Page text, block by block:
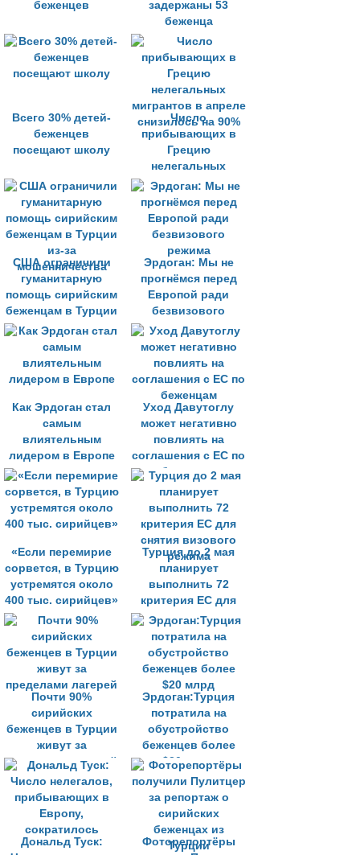
беженцев
задержаны 53
беженца
Всего 30% детей-
беженцев
посещают школу
Число
прибывающих в
Грецию
нелегальных
мигрантов в апреле
снизилось на 90%
США ограничили
гуманитарную
помощь сирийским
беженцам в Турции
из-за
мошенничества
Эрдоган: Мы не
прогнёмся перед
Европой ради
безвизового
режима
Как Эрдоган стал
самым
влиятельным
лидером в Европе
Уход Давутоглу
может негативно
повлиять на
соглашения с ЕС по
беженцам
«Если перемирие
сорвется, в Турцию
устремятся около
400 тыс. сирийцев»
Турция до 2 мая
планирует
выполнить 72
критерия ЕС для
снятия визового
режима
Почти 90%
сирийских
беженцев в Турции
живут за
пределами лагерей
Эрдоган:Турция
потратила на
обустройство
беженцев более
$20 млрд
Дональд Туск:
Фоторепортёры